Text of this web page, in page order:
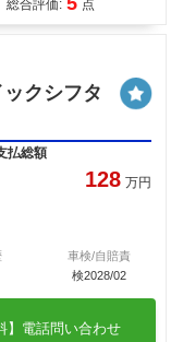
総合評価:
点
クシフタ
払総額
128 万円
車検/自賠責
検2028/02
】電話問い合わせ